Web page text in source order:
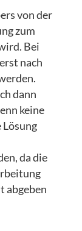
von der
zum
Bei
nach
dann
keine
da die
abgeben